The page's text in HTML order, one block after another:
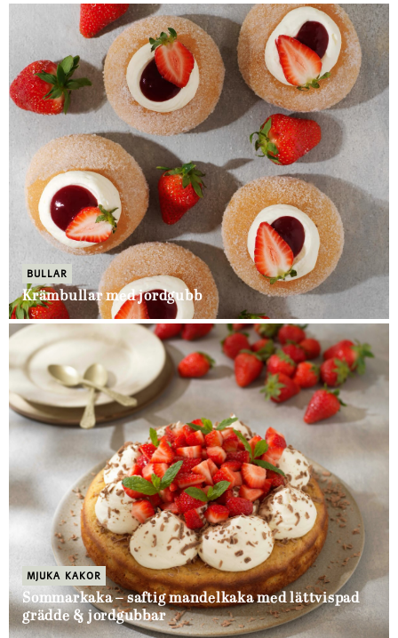
BULLAR
Krämbullar med jordgubb
MJUKA KAKOR
Sommarkaka – saftig mandelkaka med lättvispad
grädde & jordgubbar